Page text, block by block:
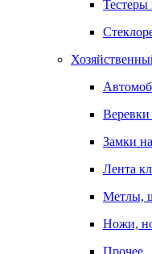
Замки
Лента
Метлы,
Ножи,
Прочее